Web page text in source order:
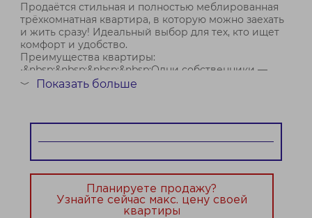
Продаётся стильная и полностью меблированная
трёхкомнатная квартира, в которую можно заехать
и жить сразу! Идеальный выбор для тех, кто ищет
комфорт и удобство.
Преимущества квартиры:
•&nbsp;&nbsp;&nbsp;&nbsp;Одни собственники —
чистота сделки и никаких лишних хлопот.
﹀ Показать больше
Планируете продажу?
Узнайте сейчас макс. цену своей
квартиры